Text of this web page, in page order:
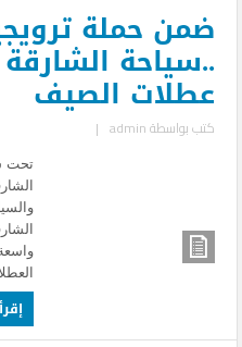
ضمن حملة
..سياحة
عطلات الصيف
كتب بواسطةadmin
|
تحت